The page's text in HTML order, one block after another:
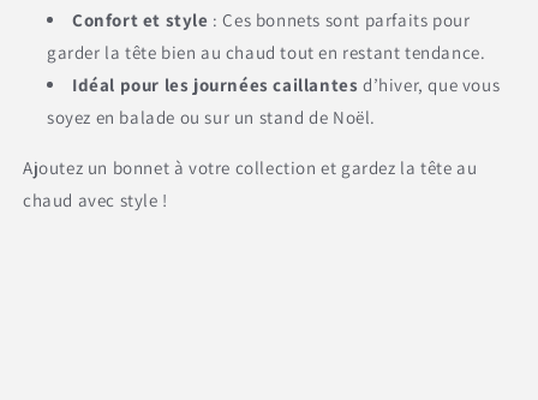
Confort et style : Ces bonnets sont parfaits pour
garder la tête bien au chaud tout en restant tendance.
Idéal pour les journées caillantes d’hiver, que vous
soyez en balade ou sur un stand de Noël.
Ajoutez un bonnet à votre collection et gardez la tête au
chaud avec style !